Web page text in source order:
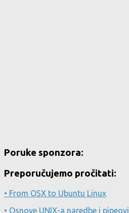
Poruke sponzora:
Preporučujemo pročitati:
• From OSX to Ubuntu Linux
• Osnove UNIX-a naredbe i pipeovi